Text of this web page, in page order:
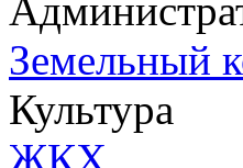
Земельный
Культура